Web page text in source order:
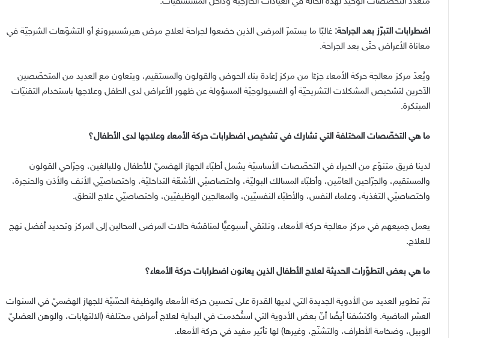
اضطرابات التبرّز بعد الجراحة: غالبًا ما يستمرّ المرضى الذين خضعوا لجراحة لعلاج مرض هيرشسبرونغ أو التشوّهات الشرجيّة في
معاناة الأعراض حتّى بعد الجراحة.
ويُعدّ مركز معالجة حركة الأمعاء جزءًا من مركز إعادة بناء الحوض والقولون والمستقيم، ويتعاون مع العديد من المتخصّصين
الآخرين لتشخيص المشكلات التشريحيّة أو الفسيولوجيّة المسؤولة عن ظهور الأعراض لدى الطفل وعلاجها باستخدام التقنيّات
المبتكرة.
ما هي التخصّصات المختلفة التي تشارك في تشخيص اضطرابات حركة الأمعاء وعلاجها لدى الأطفال؟
لدينا فريق متنوّع من الخبراء في التخصّصات الأساسيّة يشمل أطبّاء الجهاز الهضميّ للأطفال وللبالغين، وجرّاحي القولون
والمستقيم، والجرّاحين العامّين، وأطبّاء المسالك البوليّة، واختصاصيّي الأشعّة التداخليّة، واختصاصيّي الأنف والأذن والحنجرة،
واختصاصيّي التغذية، وعلماء النفس، والأطبّاء النفسيّين، والمعالجين الوظيفيّين، واختصاصيّي علاج النطق.
يعمل جميعهم في مركز معالجة حركة الأمعاء، ونلتقي أسبوعيًّا لمناقشة حالات المرضى المحالين إلى المركز وتحديد أفضل نهج
للعلاج.
ما هي بعض التطوّرات الحديثة لعلاج الأطفال الذين يعانون اضطرابات حركة الأمعاء؟
تمّ تطوير العديد من الأدوية الجديدة التي لديها القدرة على تحسين حركة الأمعاء والوظيفة الحسّيّة للجهاز الهضميّ في السنوات
العشر الماضية. واكتشفنا أيضًا أنّ بعض الأدوية التي استُخدمت في البداية لعلاج أمراض مختلفة (الالتهابات، والوهن العضليّ
الوبيل، وضخامة الأطراف، والتشنّج، وغيرها) لها تأثير مفيد في حركة الأمعاء.